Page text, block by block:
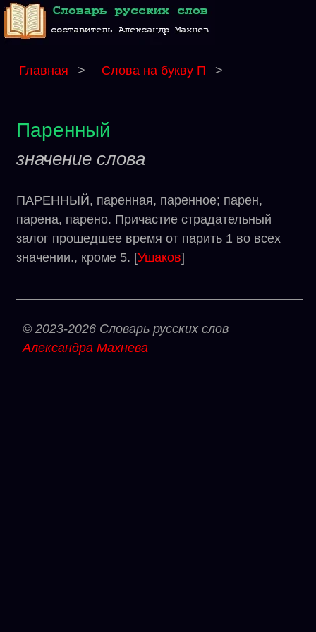
Главная > Слова на букву П >
Паренный
значение слова
ПАРЕННЫЙ, паренная, паренное; парен,
парена, парено. Причастие страдательный
залог прошедшее время от парить 1 во всех
значении., кроме 5. [Ушаков]
© 2023-2026 Словарь русских слов
Александра Махнева